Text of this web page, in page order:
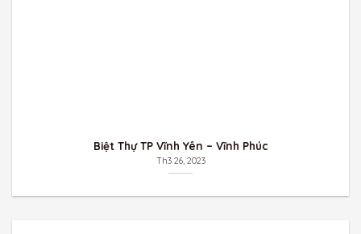
Biệt Thự TP Vĩnh Yên – Vĩnh Phúc
Th3 26, 2023